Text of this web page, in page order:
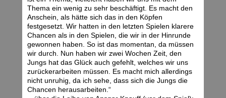
Thema ein wenig zu sehr beschäftigt. Es macht den
Anschein, als hätte sich das in den Köpfen
festgesetzt. Wir hatten in den letzten Spielen klarere
Chancen als in den Spielen, die wir in der Hinrunde
gewonnen haben. So ist das momentan, da müssen
wir durch. Nun haben wir zwei Wochen Zeit, den
Jungs hat das Glück auch gefehlt, welches wir uns
zurückerarbeiten müssen. Es macht mich allerdings
nicht unruhig, da ich sehe, dass sich die Jungs die
Chancen herausarbeiten.“